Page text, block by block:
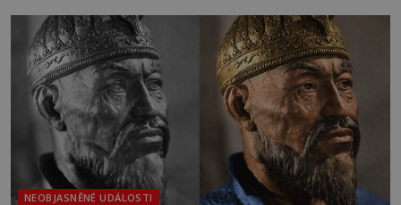
mezi vůdce protihusitského boje. Za manželku má
skutečně jistou
NEOBJASNĚNÉ UDÁLOSTI